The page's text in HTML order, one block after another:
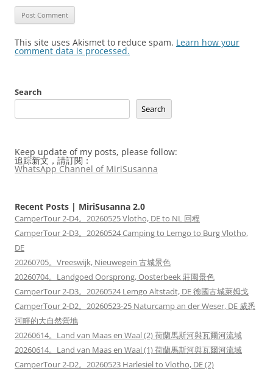
This site uses Akismet to reduce spam. Learn how your
comment data is processed.
Search
Search
Keep update of my posts, please follow:
追踪新文，請訂閱：
WhatsApp Channel of MiriSusanna
Recent Posts | MiriSusanna 2.0
CamperTour 2-D4。20260525 Vlotho, DE to NL 回程
CamperTour 2-D3。20260524 Camping to Lemgo to Burg Vlotho,
DE
20260705。Vreeswijk, Nieuwegein 古城景色
20260704。Landgoed Oorsprong, Oosterbeek 莊園景色
CamperTour 2-D3。20260524 Lemgo Altstadt, DE 德國古城萊姆戈
CamperTour 2-D2。20260523-25 Naturcamp an der Weser, DE 威悉
河畔的大自然營地
20260614。Land van Maas en Waal (2) 荷蘭馬斯河與瓦爾河流域
20260614。Land van Maas en Waal (1) 荷蘭馬斯河與瓦爾河流域
CamperTour 2-D2。20260523 Harlesiel to Vlotho, DE (2)